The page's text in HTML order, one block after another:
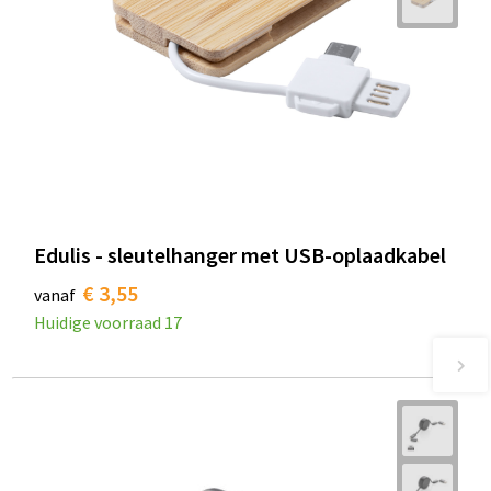
Edulis - sleutelhanger met USB-oplaadkabel
vanaf € 3,55
Huidige voorraad 17